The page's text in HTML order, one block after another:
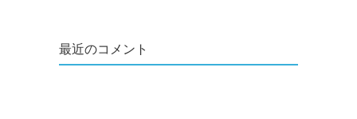
最近のコメント